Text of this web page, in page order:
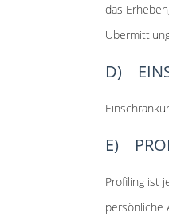
das
D)
E)
Profiling ist
persönliche